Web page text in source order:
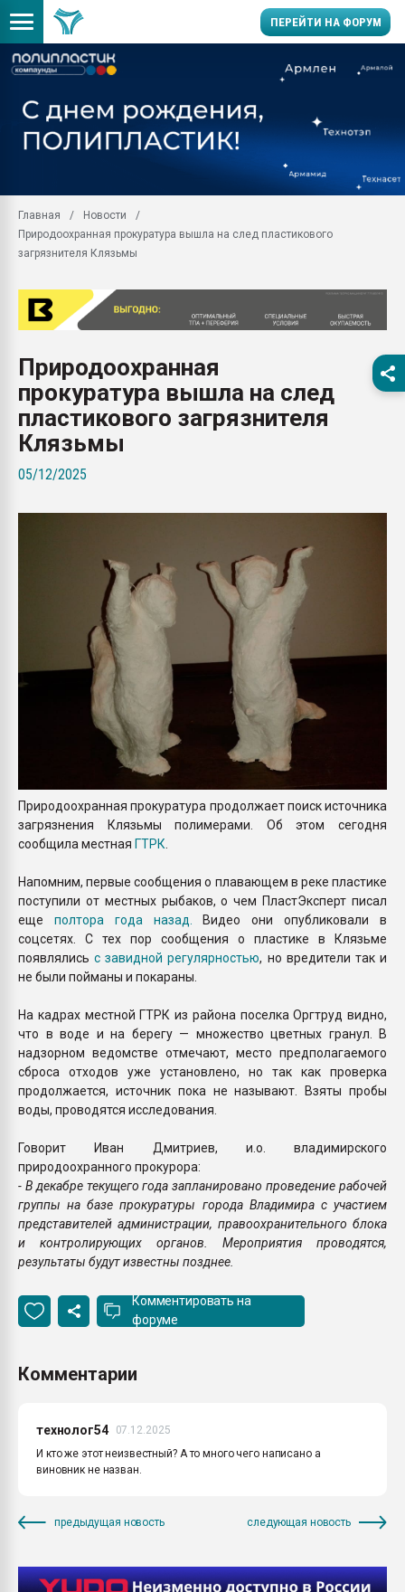
ПЕРЕЙТИ НА ФОРУМ
Вакуум-формовочные
28.07.2026
Всё, что касается
бутылок
вакуумного
Продам отходы
поликарбоната и АБС-
Armaloy PC/ABS-1IM
Главная
Новости
Природоохранная прокуратура вышла на след пластикового
загрязнителя Клязьмы
Природоохранная
прокуратура вышла на след
пластикового загрязнителя
Клязьмы
05/12/2025
Природоохранная прокуратура продолжает поиск источника
загрязнения Клязьмы полимерами. Об этом сегодня
сообщила местная ГТРК
Напомним, первые сообщения о плавающем в реке пластике
поступили от местных рыбаков, о чем ПластЭксперт писал
еще полтора года назад.
Видео они опубликовали в
соцсетях. С тех пор сообщения о пластике в Клязьме
появлялисьс завидной регулярностью, но вредители так и
не были пойманы и покараны.
На кадрах местной ГТРК из района поселка Оргтруд видно,
что в воде и на берегу — множество цветных гранул. В
надзорном ведомстве отмечают, место предполагаемого
сброса отходов уже установлено, но так как проверка
продолжается, источник пока не называют. Взяты пробы
воды, проводятся исследования.
Говорит Иван Дмитриев, и.о. владимирского
природоохранного прокурора:
- В декабре текущего года запланировано проведение рабочей
группы на базе прокуратуры города Владимира с участием
представителей администрации, правоохранительного блока
и контролирующих органов. Мероприятия проводятся,
результаты будут известны позднее.
Комментировать на
форуме
Комментарии
технолог54
07.12.2025
И кто же этот неизвестный? А то много чего написано а
виновник не назван.
предыдущая новость следующая новость